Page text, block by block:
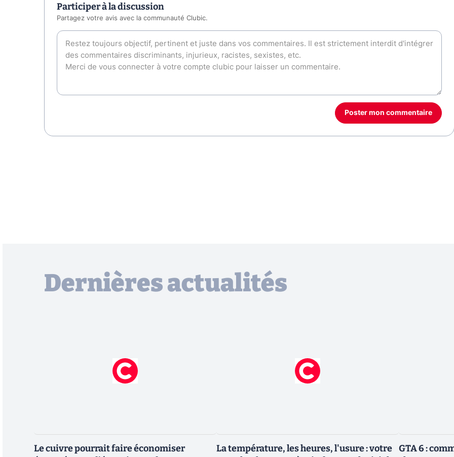
Participer à la discussion
Partagez votre avis avec la communauté Clubic.
Poster mon commentaire
Dernières actualités
Le cuivre pourrait faire économiser
La température, les heures, l'usure : votre GTA 6 :